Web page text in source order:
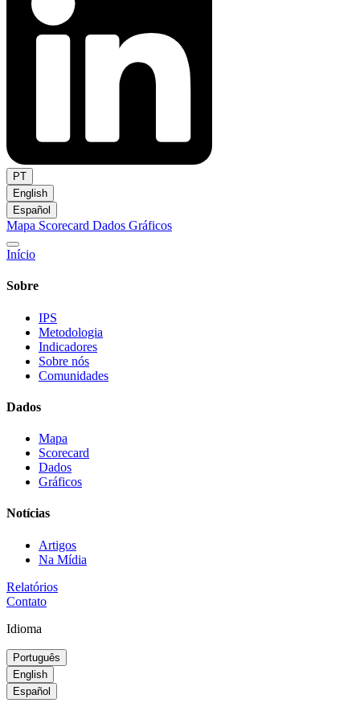
PT
English
Español
Mapa Scorecard Dados Gráficos
Início
Sobre
IPS
Metodologia
Indicadores
Sobre nós
Comunidades
Dados
Mapa
Scorecard
Dados
Gráficos
Notícias
Artigos
Na Mídia
Relatórios
Contato
Idioma
Português
English
Español